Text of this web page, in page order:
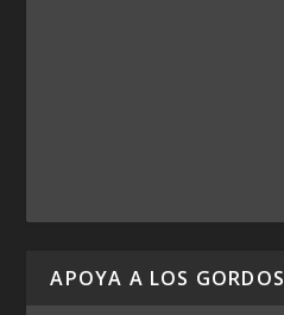
APOYA A LOS GORDOS